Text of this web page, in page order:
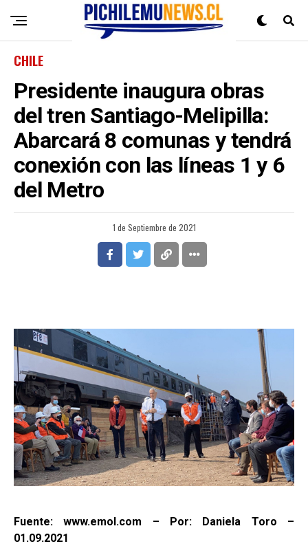
CHILE
Presidente inaugura obras
del tren Santiago-Melipilla:
Abarcará 8 comunas y tendrá
conexión con las líneas 1 y 6
del Metro
1 de Septiembre de 2021
Fuente: www.emol.com – Por: Daniela Toro –
01.09.2021